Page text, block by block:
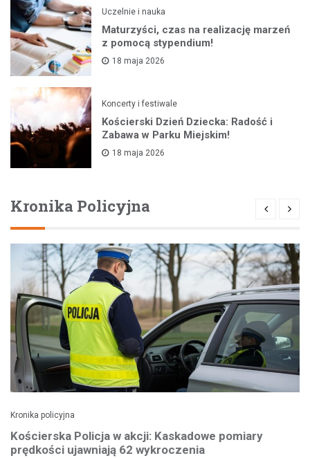
Uczelnie i nauka
Maturzyści, czas na realizację marzeń
z pomocą stypendium!
18 maja 2026
Koncerty i festiwale
Kościerski Dzień Dziecka: Radość i
Zabawa w Parku Miejskim!
18 maja 2026
Kronika Policyjna
Kronika policyjna
Kościerska Policja w akcji: Kaskadowe pomiary
prędkości ujawniają 62 wykroczenia